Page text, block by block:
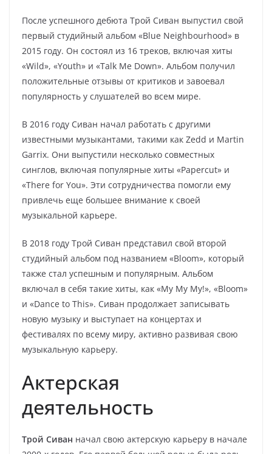
После успешного дебюта Трой Сиван выпустил свой
первый студийный альбом «Blue Neighbourhood» в
2015 году. Он состоял из 16 треков, включая хиты
«Wild», «Youth» и «Talk Me Down». Альбом получил
положительные отзывы от критиков и завоевал
популярность у слушателей во всем мире.
В 2016 году Сиван начал работать с другими
известными музыкантами, такими как Zedd и Martin
Garrix. Они выпустили несколько совместных
синглов, включая популярные хиты «Papercut» и
«There for You». Эти сотрудничества помогли ему
привлечь еще большее внимание к своей
музыкальной карьере.
В 2018 году Трой Сиван представил свой второй
студийный альбом под названием «Bloom», который
также стал успешным и популярным. Альбом
включал в себя такие хиты, как «My My My!», «Bloom»
и «Dance to This». Сиван продолжает записывать
новую музыку и выступает на концертах и
фестивалях по всему миру, активно развивая свою
музыкальную карьеру.
Актерская
деятельность
Трой Сиван начал свою актерскую карьеру в начале